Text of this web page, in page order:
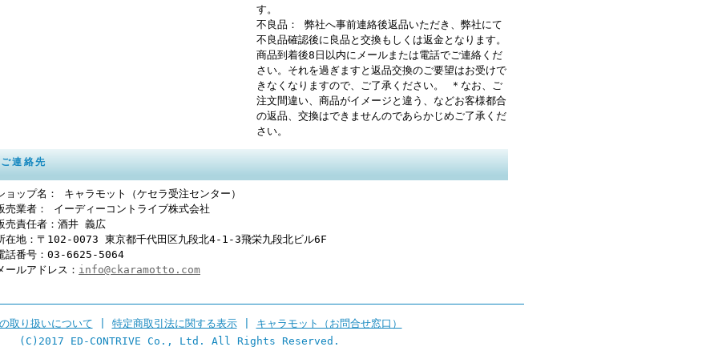
す。
不良品： 弊社へ事前連絡後返品いただき、弊社にて
不良品確認後に良品と交換もしくは返金となります。
商品到着後8日以内にメールまたは電話でご連絡くだ
さい。それを過ぎますと返品交換のご要望はお受けで
きなくなりますので、ご了承ください。 ＊なお、ご
注文間違い、商品がイメージと違う、などお客様都合
の返品、交換はできませんのであらかじめご了承くだ
さい。
ご連絡先
ョップ名： キャラモット（ケセラ受注センター）
売業者： イーディーコントライブ株式会社
売責任者：酒井 義広
在地：〒102-0073 東京都千代田区九段北4-1-3飛栄九段北ビル6F
話番号：03-6625-5064
ールアドレス： info@ckaramotto.com
取り扱いについて 特定商取引法に関する表示| キャラモット（お問合せ窓口）
(C)2017 ED-CONTRIVE Co., Ltd. All Rights Reserved.